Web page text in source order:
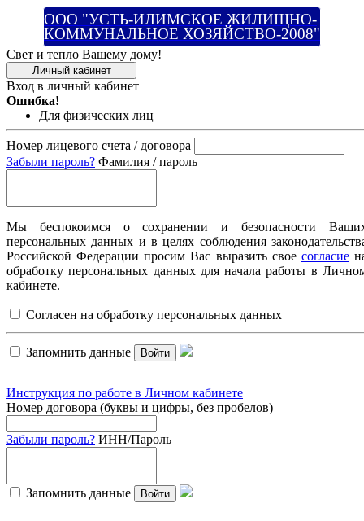
ООО "УСТЬ-ИЛИМСКОЕ ЖИЛИЩНО-
КОММУНАЛЬНОЕ ХОЗЯЙСТВО-2008"
Свет и тепло Вашему дому!
Личный кабинет
Вход в личный кабинет
Ошибка!
Для физических лиц
Номер лицевого счета / договора
Забыли пароль? Фамилия / пароль
Мы беспокоимся о сохранении и безопасности
персональных данных и в целях соблюдения
Российской Федерации просим Вас выразить свое согласие
обработку персональных данных для начала работы в
кабинете.
Согласен на обработку персональных данных
Запомнить данные Войти
Инструкция по работе в Личном кабинете
Номер договора (буквы и цифры, без пробелов)
Забыли пароль? ИНН/Пароль
Запомнить данные Войти